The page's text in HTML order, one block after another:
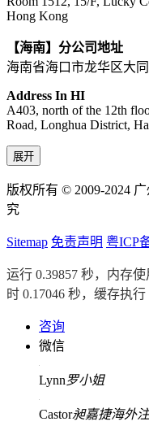
Hong Kong
【海南】分公司地址
海南省海口市龙华区大
Address In HI
A403, north of the 12th
Road, Longhua District,
展开
版权所有 © 2009-2024
究
Sitemap 免责声明 粤ICP
运行 0.39857 秒，内存
时 0.17046 秒，缓存执
咨询
微信
Lynn罗小姐
Castor昶嘉捷海外